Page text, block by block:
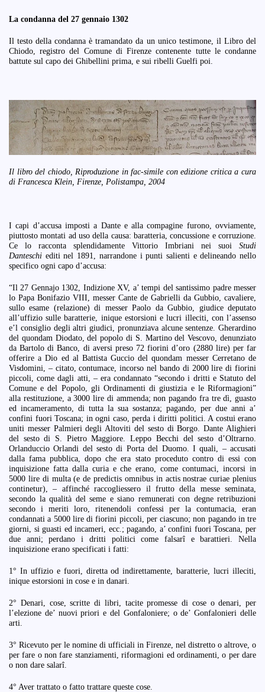
La condanna del 27 gennaio 1302
Il testo della condanna è tramandato da un unico testimone, il Libro del
Chiodo, registro del Comune di Firenze contenente tutte le condanne
battute sul capo dei Ghibellini prima, e sui ribelli Guelfi poi.
Il libro del chiodo, Riproduzione in fac-simile con edizione critica a cura
di Francesca Klein, Firenze, Polistampa, 2004
I capi d’accusa imposti a Dante e alla compagine furono, ovviamente,
piuttosto montati ad uso della causa: baratteria, concussione e corruzione.
Ce lo racconta splendidamente Vittorio Imbriani nei suoi Studi
Danteschi editi nel 1891, narrandone i punti salienti e delineando nello
specifico ogni capo d’accusa:
“Il 27 Gennajo 1302, Indizione XV, a’ tempi del santissimo padre messer
lo Papa Bonifazio VIII, messer Cante de Gabrielli da Gubbio, cavaliere,
sullo esame (relazione) di messer Paolo da Gubbio, giudice deputato
all’uffizio sulle baratterie, inique estorsioni e lucri illeciti, con l’assenso
e’l consiglio degli altri giudici, pronunziava alcune sentenze. Gherardino
del quondam Diodato, del popolo di S. Martino del Vescovo, denunziato
da Bartolo di Banco, di aversi preso 72 fiorini d’oro (2880 lire) per far
offerire a Dio ed al Battista Guccio del quondam messer Cerretano de
Visdomini, – citato, contumace, incorso nel bando di 2000 lire di fiorini
piccoli, come dagli atti, – era condannato “secondo i dritti e Statuto del
Comune e del Popolo, gli Ordinamenti di giustizia e le Riformagioni”
alla restituzione, a 3000 lire di ammenda; non pagando fra tre dì, guasto
ed incameramento, di tutta la sua sostanza; pagando, per due anni a’
confini fuori Toscana; in ogni caso, perda i diritti politici. A costui erano
uniti messer Palmieri degli Altoviti del sesto di Borgo. Dante Alighieri
del sesto di S. Pietro Maggiore. Leppo Becchi del sesto d’Oltrarno.
Orlanduccio Orlandi del sesto di Porta del Duomo. I quali, – accusati
dalla fama pubblica, dopo che era stato proceduto contro di essi con
inquisizione fatta dalla curia e che erano, come contumaci, incorsi in
5000 lire di multa (e de predictis omnibus in actis nostrae curiae plenius
continetur), – affinché raccogliessero il frutto della messe seminata,
secondo la qualità del seme e siano remunerati con degne retribuzioni
secondo i meriti loro, ritenendoli confessi per la contumacia, eran
condannati a 5000 lire di fiorini piccoli, per ciascuno; non pagando in tre
giorni, si guasti ed incameri, ecc.; pagando, a’ confini fuori Toscana, per
due anni; perdano i dritti politici come falsarî e barattieri. Nella
inquisizione erano specificati i fatti:
1° In uffizio e fuori, diretta od indirettamente, baratterie, lucri illeciti,
inique estorsioni in cose e in danari.
2° Denari, cose, scritte di libri, tacite promesse di cose o denari, per
l’elezione de’ nuovi priori e del Gonfaloniere; o de’ Gonfalonieri delle
arti.
3° Ricevuto per le nomine di ufficiali in Firenze, nel distretto o altrove, o
per fare o non fare stanziamenti, riformagioni ed ordinamenti, o per dare
o non dare salarî.
4° Aver trattato o fatto trattare queste cose.